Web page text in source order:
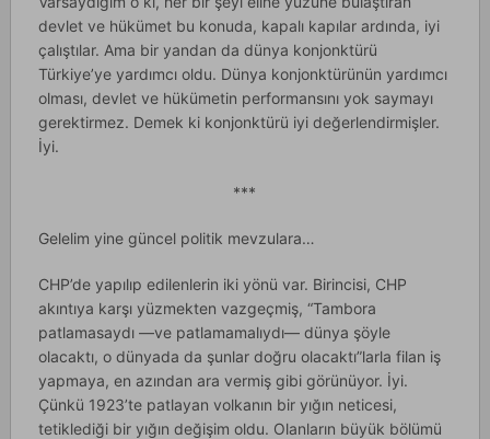
devlet ve hükümet bu konuda, kapalı kapılar ardında, iyi
çalıştılar. Ama bir yandan da dünya konjonktürü
Türkiye’ye yardımcı oldu. Dünya konjonktürünün yardımcı
olması, devlet ve hükümetin performansını yok saymayı
gerektirmez. Demek ki konjonktürü iyi değerlendirmişler.
İyi.
***
Gelelim yine güncel politik mevzulara…
CHP’de yapılıp edilenlerin iki yönü var. Birincisi, CHP
akıntıya karşı yüzmekten vazgeçmiş, “Tambora
patlamasaydı —ve patlamamalıydı— dünya şöyle
olacaktı, o dünyada da şunlar doğru olacaktı”larla filan iş
yapmaya, en azından ara vermiş gibi görünüyor. İyi.
Çünkü 1923’te patlayan volkanın bir yığın neticesi,
tetiklediği bir yığın değişim oldu. Olanların büyük bölümü